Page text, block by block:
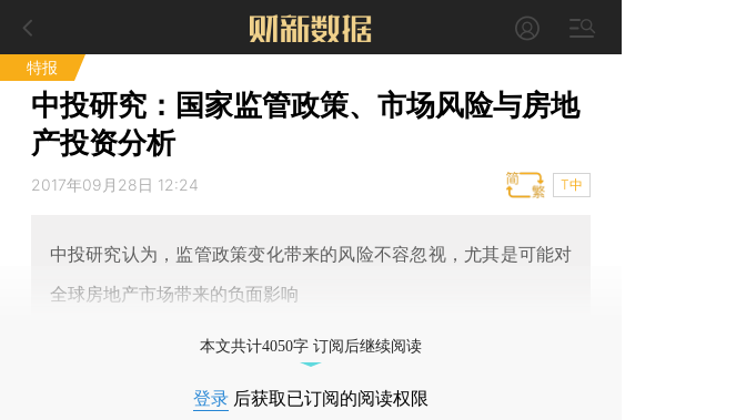
特报
中投研究：国家监管政策、市场风险与房地
产投资分析
2017年09月28日 12:24 T中
中投研究认为，监管政策变化带来的风险不容忽视，尤其是可能对
全球房地产市场带来的负面影响
本文共计4050字 订阅后继续阅读
登录 后获取已订阅的阅读权限